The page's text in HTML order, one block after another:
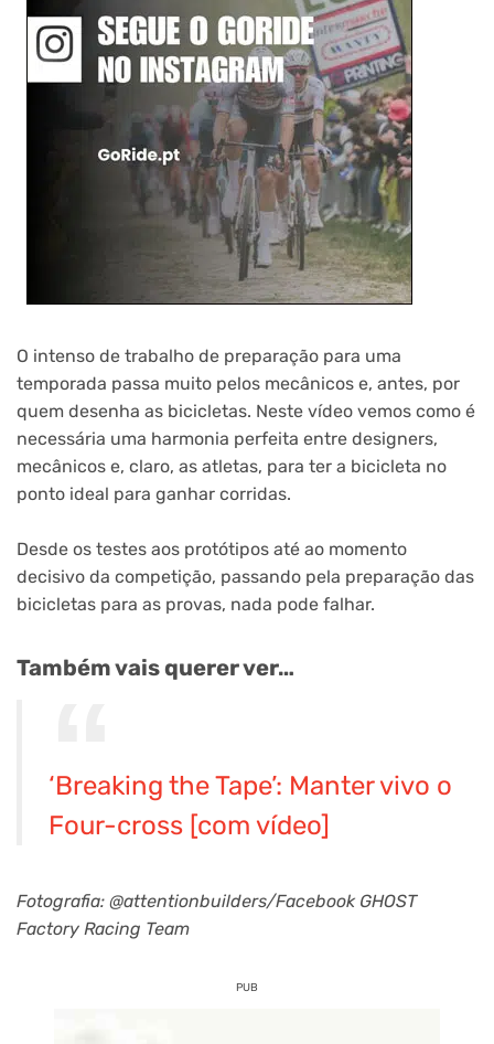
O intenso de trabalho de preparação para uma
temporada passa muito pelos mecânicos e, antes, por
quem desenha as bicicletas. Neste vídeo vemos como é
necessária uma harmonia perfeita entre designers,
mecânicos e, claro, as atletas, para ter a bicicleta no
ponto ideal para ganhar corridas.
Desde os testes aos protótipos até ao momento
decisivo da competição, passando pela preparação das
bicicletas para as provas, nada pode falhar.
Também vais querer ver…
‘Breaking the Tape’: Manter vivo o
Four-cross [com vídeo]
Fotografia: @attentionbuilders/Facebook GHOST
Factory Racing Team
PUB